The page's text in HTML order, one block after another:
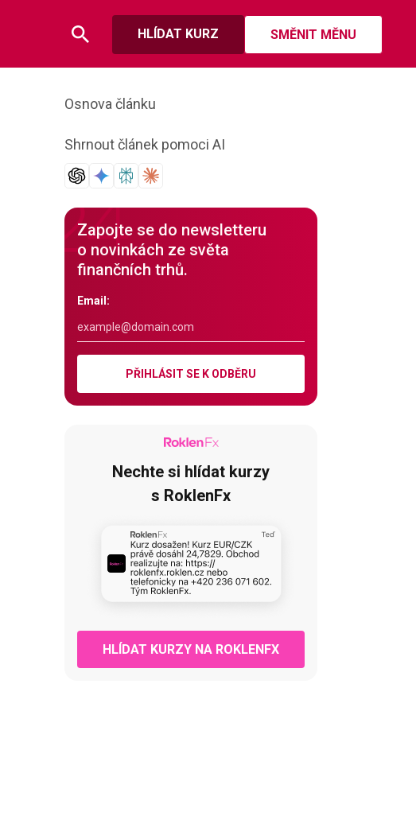
HLÍDAT KURZ SMĚNIT MĚNU
Osnova článku
Shrnout článek pomoci AI
Zapojte se do newsletteru
o novinkách ze světa
finančních trhů.
Email:
PŘIHLÁSIT SE K ODBĚRU
Nechte si hlídat kurzy
s RoklenFx
HLÍDAT KURZY NA ROKLENFX